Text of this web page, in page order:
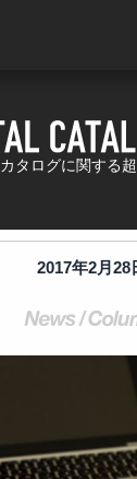
タログに関する
2017年2月28